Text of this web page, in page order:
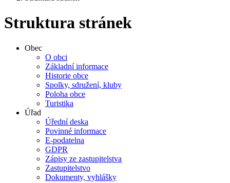
Struktura stránek
Obec
O obci
Základní informace
Historie obce
Spolky, sdružení, kluby
Poloha obce
Turistika
Úřad
Úřední deska
Povinné informace
E-podatelna
GDPR
Zápisy ze zastupitelstva
Zastupitelstvo
Dokumenty, vyhlášky